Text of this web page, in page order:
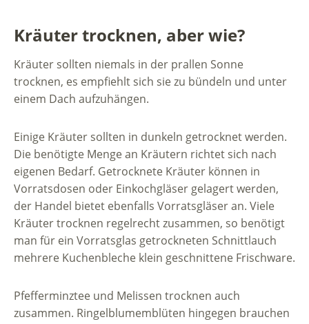
Kräuter trocknen, aber wie?
Kräuter sollten niemals in der prallen Sonne
trocknen, es empfiehlt sich sie zu bündeln und unter
einem Dach aufzuhängen.
Einige Kräuter sollten in dunkeln getrocknet werden.
Die benötigte Menge an Kräutern richtet sich nach
eigenen Bedarf. Getrocknete Kräuter können in
Vorratsdosen oder Einkochgläser gelagert werden,
der Handel bietet ebenfalls Vorratsgläser an. Viele
Kräuter trocknen regelrecht zusammen, so benötigt
man für ein Vorratsglas getrockneten Schnittlauch
mehrere Kuchenbleche klein geschnittene Frischware.
Pfefferminztee und Melissen trocknen auch
zusammen. Ringelblumemblüten hingegen brauchen